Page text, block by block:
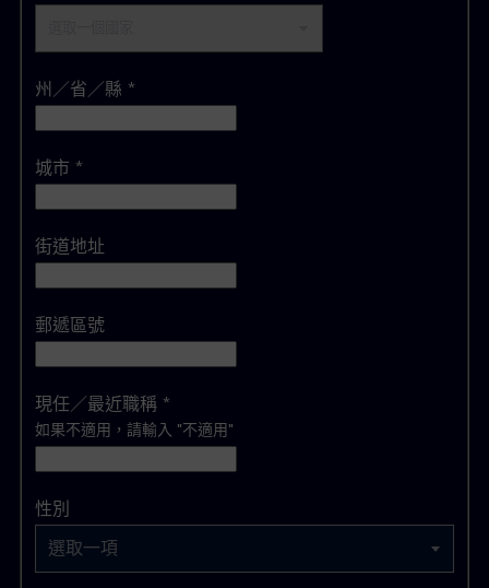
州／省／縣 *
城市 *
街道地址
郵遞區號
現任／最近職稱 *
如果不適用，請輸入 "不適用"
性別
選取一項